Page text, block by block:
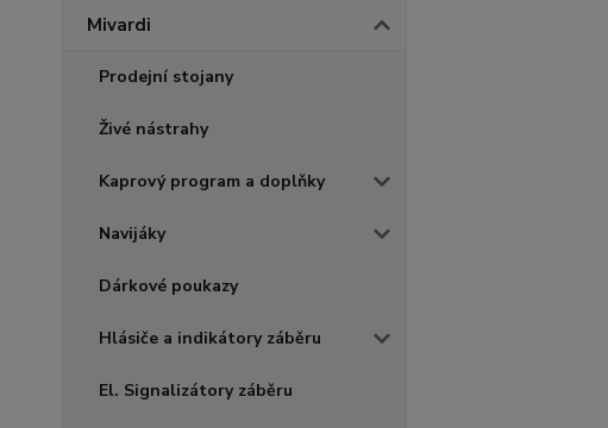
Mivardi
Prodejní stojany
Živé nástrahy
Kaprový program a doplňky
Navijáky
Dárkové poukazy
Hlásiče a indikátory záběru
El. Signalizátory záběru